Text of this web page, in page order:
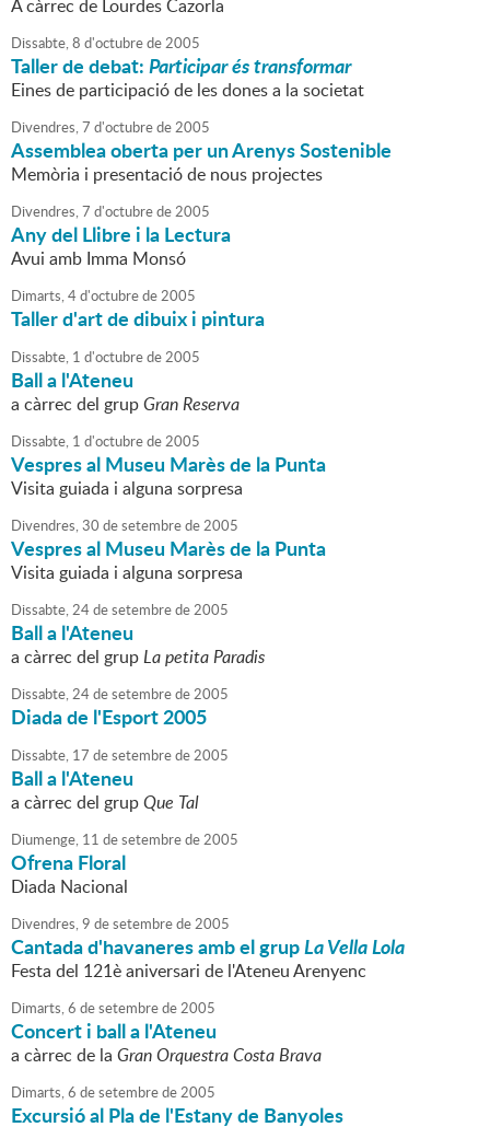
A càrrec de Lourdes Cazorla
Dissabte,8 d'octubrede2005
Taller de debat:Participar és transformar
Eines de participació de les dones a la societat
Divendres,7 d'octubrede2005
Assemblea oberta per un Arenys Sostenible
Memòria i presentació de nous projectes
Divendres,7 d'octubrede2005
Any del Llibre i la Lectura
Avui amb Imma Monsó
Dimarts,4d'octubrede2005
Taller d'art de dibuix i pintura
Dissabte, 1 d'octubrede2005
Ball a l'Ateneu
a càrrec del grupGran Reserva
Dissabte, 1 d'octubrede2005
Vespres al Museu Marès de la Punta
Visita guiada i alguna sorpresa
Divendres,30 desetembrede2005
Vespres al Museu Marès de la Punta
Visita guiada i alguna sorpresa
Dissabte,24desetembrede2005
Ball a l'Ateneu
a càrrec del grupLa petita Paradis
Dissabte,24desetembrede2005
Diada de l'Esport 2005
Dissabte, 17 desetembrede2005
Ball a l'Ateneu
a càrrec del grupQue Tal
Diumenge, 11 desetembrede2005
Ofrena Floral
Diada Nacional
Divendres,9 desetembrede2005
Cantada d'havaneres amb el grupLa Vella Lola
Festa del 121è aniversari de l'Ateneu Arenyenc
Dimarts,6 desetembrede2005
Concert i ball a l'Ateneu
a càrrec de la Gran Orquestra Costa Brava
Dimarts,6 desetembrede2005
Excursió al Pla de l'Estany de Banyoles